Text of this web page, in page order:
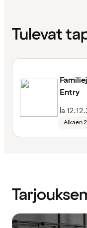
Tulevat
Entry
la
Alkaen